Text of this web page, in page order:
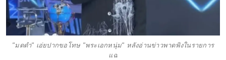
"มดดำ" เอ่ยปากขอโทษ "พระเอกหนุ่ม" หลังอ่านข่าวพาดพิงในรายการ
แฉ